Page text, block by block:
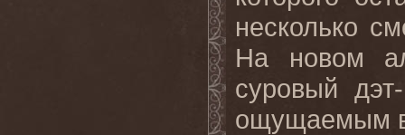
несколько
На новом
суровый
ощущаемым